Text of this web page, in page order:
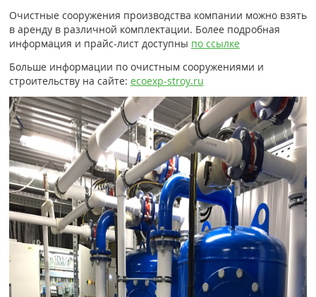
Очистные сооружения производства компании можно взять
в аренду в различной комплектации. Более подробная
информация и прайс-лист доступны по ссылке
Больше информации по очистным сооружениями и
строительству на сайте: ecoexp-stroy.ru